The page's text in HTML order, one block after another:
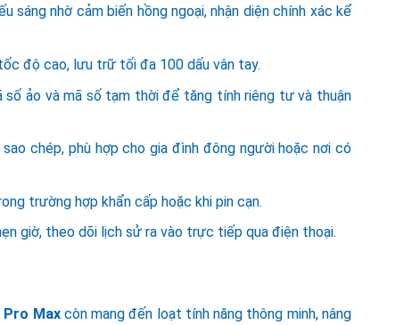
sáng nhờ cảm biến hồng ngoại, nhận diện chính xác kể
độ cao, lưu trữ tối đa 100 dấu vân tay.
ảo và mã số tạm thời để tăng tính riêng tư và thuận
chép, phù hợp cho gia đình đông người hoặc nơi có
trường hợp khẩn cấp hoặc khi pin cạn.
giờ, theo dõi lịch sử ra vào trực tiếp qua điện thoại.
Pro Maxcòn mang đến loạt tính năng thông minh, nâng